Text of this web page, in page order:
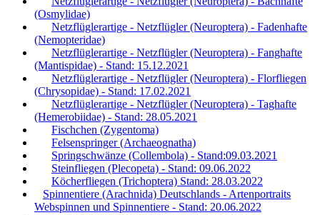
(Osmylidae)
Netzflüglerartige - Netzflügler (Neuroptera) - Fadenhafte
(Nemopteridae)
Netzflüglerartige - Netzflügler (Neuroptera) - Fanghafte
(Mantispidae) - Stand: 15.12.2021
Netzflüglerartige - Netzflügler (Neuroptera) - Florfliegen
(Chrysopidae) - Stand: 17.02.2021
Netzflüglerartige - Netzflügler (Neuroptera) - Taghafte
(Hemerobiidae) - Stand: 28.05.2021
Fischchen (Zygentoma)
Felsenspringer (Archaeognatha)
Springschwänze (Collembola) - Stand:09.03.2021
Steinfliegen (Plecopeta) - Stand: 09.06.2022
Köcherfliegen (Trichoptera) Stand: 28.03.2022
Spinnentiere (Arachnida) Deutschlands - Artenportraits
Webspinnen und Spinnentiere - Stand: 20.06.2022